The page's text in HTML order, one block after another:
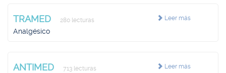
Leer más
TRAMED 280 lecturas
Analgésico
Leer más
ANTIMED 713 lecturas